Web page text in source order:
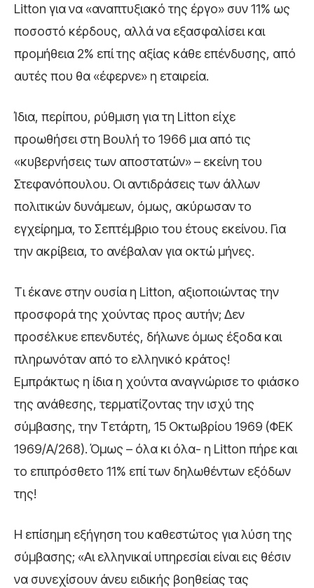
Litton για να «αναπτυξιακό της έργο» συν 11% ως
ποσοστό κέρδους, αλλά να εξασφαλίσει και
προμήθεια 2% επί της αξίας κάθε επένδυσης, από
αυτές που θα «έφερνε» η εταιρεία.
Ίδια, περίπου, ρύθμιση για τη Litton είχε
προωθήσει στη Βουλή το 1966 μια από τις
«κυβερνήσεις των αποστατών» – εκείνη του
Στεφανόπουλου. Οι αντιδράσεις των άλλων
πολιτικών δυνάμεων, όμως, ακύρωσαν το
εγχείρημα, το Σεπτέμβριο του έτους εκείνου. Για
την ακρίβεια, το ανέβαλαν για οκτώ μήνες.
Τι έκανε στην ουσία η Litton, αξιοποιώντας την
προσφορά της χούντας προς αυτήν; Δεν
προσέλκυε επενδυτές, δήλωνε όμως έξοδα και
πληρωνόταν από το ελληνικό κράτος!
Εμπράκτως η ίδια η χούντα αναγνώρισε το φιάσκο
της ανάθεσης, τερματίζοντας την ισχύ της
σύμβασης, την Τετάρτη, 15 Οκτωβρίου 1969 (ΦΕΚ
1969/Α/268). Όμως – όλα κι όλα- η Litton πήρε και
το επιπρόσθετο 11% επί των δηλωθέντων εξόδων
της!
Η επίσημη εξήγηση του καθεστώτος για λύση της
σύμβασης; «Αι ελληνικαί υπηρεσίαι είναι εις θέσιν
να συνεχίσουν άνευ ειδικής βοηθείας τας